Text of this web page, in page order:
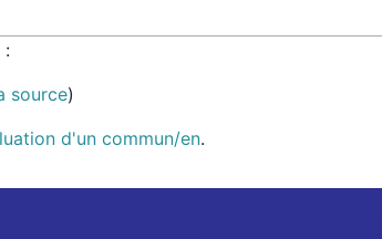
:
source)
d'un commun/en.